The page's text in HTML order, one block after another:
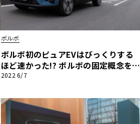
ヒョンデ
スズキ
ボルボ
ボルボ初のピュアEVはびっくりする
ほど速かった!? ボルボの固定概念を覆
す「C40リチャージ」国内試乗
2022 6/7